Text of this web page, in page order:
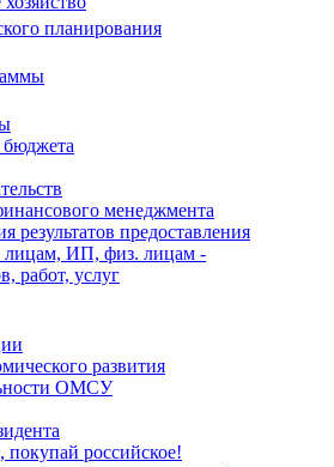
планирования
менеджмента
предоставления
лицам, ИП, физ. лицам -
работ, услуг
развития
ОМСУ
российское!